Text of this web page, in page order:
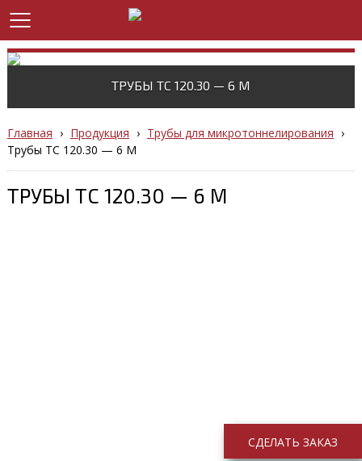
ТРУБЫ ТС 120.30 — 6 M
Главная › Продукция › Трубы для микротоннелирования ›
Трубы ТС 120.30 — 6 M
ТРУБЫ ТС 120.30 — 6 M
СДЕЛАТЬ ЗАКАЗ